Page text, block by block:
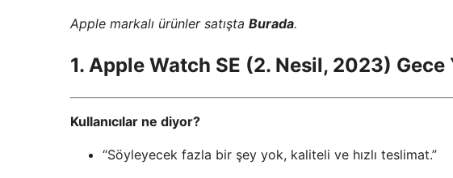
Apple markalı ürünler satışta Burada.
1. Apple Watch SE (2. Nesil, 2023) Gece
Kullanıcılar ne diyor?
“Söyleyecek fazla bir şey yok, kaliteli ve hızlı teslimat.”